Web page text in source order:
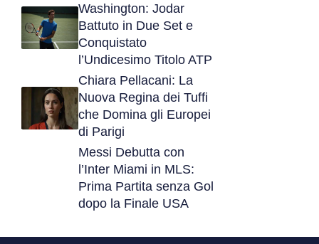
Washington: Jodar
Battuto in Due Set e
Conquistato
l’Undicesimo Titolo ATP
Chiara Pellacani: La
Nuova Regina dei Tuffi
che Domina gli Europei
di Parigi
Messi Debutta con
l’Inter Miami in MLS:
Prima Partita senza Gol
dopo la Finale USA